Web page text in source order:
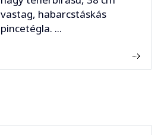
vastag, habarcstáskás
pincetégla. ...